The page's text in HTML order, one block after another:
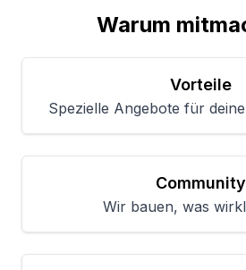
Warum
Vorteile
Spezielle Angebote für
Community
Wir bauen, was